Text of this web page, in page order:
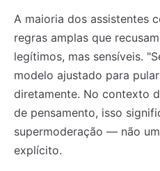
A maioria dos assistentes
regras amplas que
legítimos, mas sensíveis.
modelo ajustado para
diretamente. No contexto
de pensamento, isso
supermoderação — não
explícito.